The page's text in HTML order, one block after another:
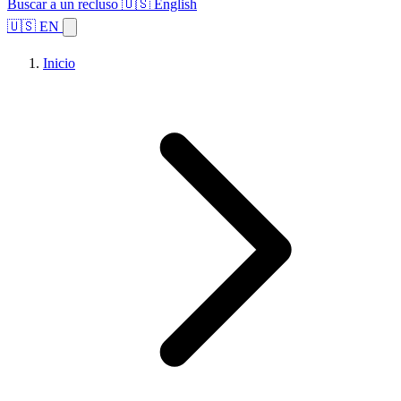
Buscar a un recluso 🇺🇸 English
🇺🇸 EN
Inicio